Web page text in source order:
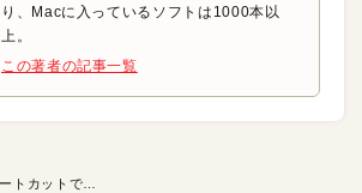
り、Macに入っているソフトは1000本以
上。
この著者の記事一覧